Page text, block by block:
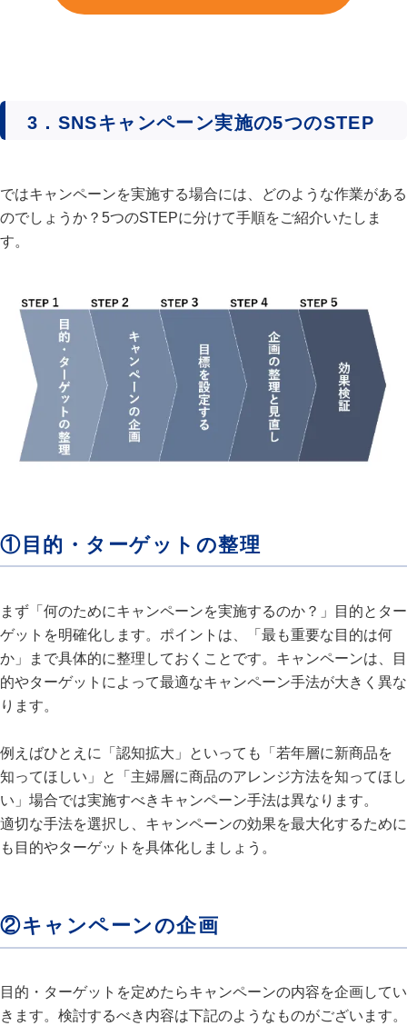
3．SNSキャンペーン実施の5つのSTEP
ではキャンペーンを実施する場合には、どのような作業がある
のでしょうか？5つのSTEPに分けて手順をご紹介いたしま
す。
①目的・ターゲットの整理
まず「何のためにキャンペーンを実施するのか？」目的とター
ゲットを明確化します。ポイントは、「最も重要な目的は何
か」まで具体的に整理しておくことです。キャンペーンは、目
的やターゲットによって最適なキャンペーン手法が大きく異な
ります。
例えばひとえに「認知拡大」といっても「若年層に新商品を
知ってほしい」と「主婦層に商品のアレンジ方法を知ってほし
い」場合では実施すべきキャンペーン手法は異なります。
適切な手法を選択し、キャンペーンの効果を最大化するために
も目的やターゲットを具体化しましょう。
②キャンペーンの企画
目的・ターゲットを定めたらキャンペーンの内容を企画してい
きます。検討するべき内容は下記のようなものがございます。